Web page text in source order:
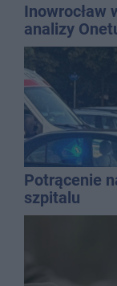
Inowrocław
analizy
najbardziej
Potrącenie
szpitalu